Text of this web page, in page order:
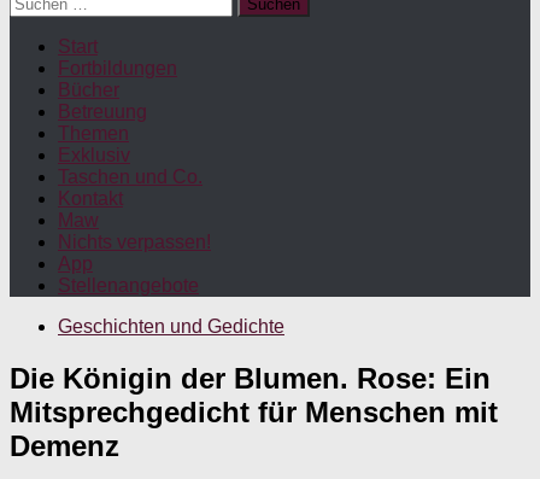
nach:
Start
Fortbildungen
Bücher
Betreuung
Themen
Exklusiv
Taschen und Co.
Kontakt
Maw
Nichts verpassen!
App
Stellenangebote
Geschichten und Gedichte
Die Königin der Blumen. Rose: Ein
Mitsprechgedicht für Menschen mit
Demenz